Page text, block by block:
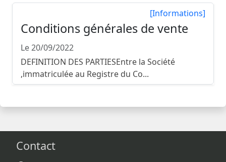
[Informations]
Conditions générales de vente
Le 20/09/2022
DEFINITION DES PARTIESEntre la Société
,immatriculée au Registre du Co...
Contact